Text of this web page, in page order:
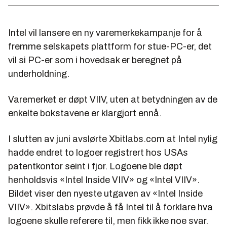
Intel vil lansere en ny varemerkekampanje for å
fremme selskapets plattform for stue-PC-er, det
vil si PC-er som i hovedsak er beregnet på
underholdning.
Varemerket er døpt VIIV, uten at betydningen av de
enkelte bokstavene er klargjort ennå.
I slutten av juni avslørte Xbitlabs.com at Intel nylig
hadde endret to logoer registrert hos USAs
patentkontor seint i fjor. Logoene ble døpt
henholdsvis «Intel Inside VIIV» og «Intel VIIV».
Bildet viser den nyeste utgaven av «Intel Inside
VIIV». Xbitslabs prøvde å få Intel til å forklare hva
logoene skulle referere til, men fikk ikke noe svar.